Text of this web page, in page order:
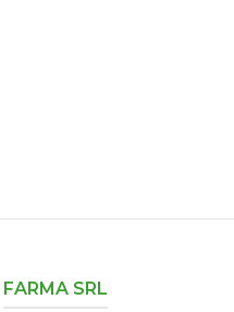
FARMA SRL